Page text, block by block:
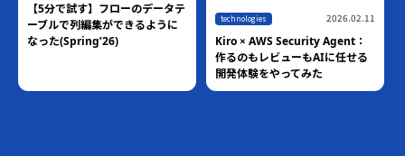
【5分で試す】フローのデータテ
ーブルで列編集ができるように
なった(Spring’26)
technologies 2026.02.11
Kiro × AWS Security Agent：
作るのもレビューもAIに任せる
開発体験をやってみた